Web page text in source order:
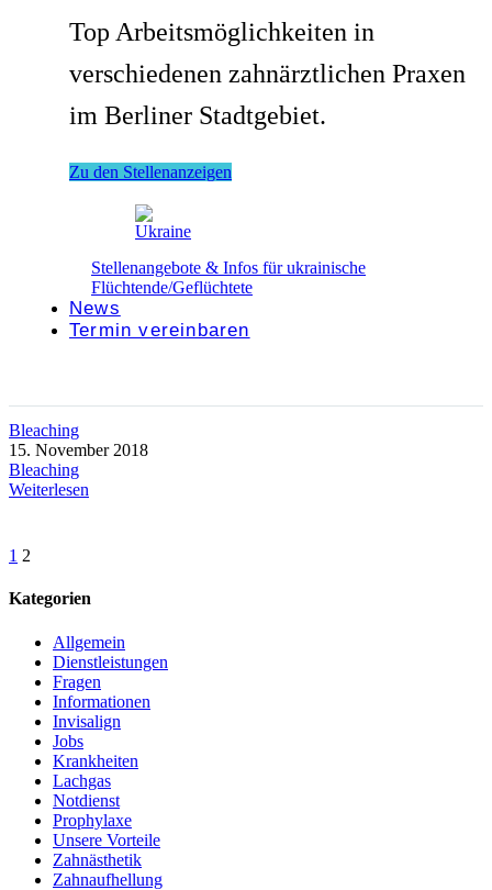
Top Arbeitsmöglichkeiten in
verschiedenen zahnärztlichen Praxen
im Berliner Stadtgebiet.
Zu den Stellenanzeigen
Stellenangebote & Infos für ukrainische
Flüchtende/Geflüchtete
News
Termin vereinbaren
Bleaching
15. November 2018
Bleaching
Weiterlesen
1 2
Kategorien
Allgemein
Dienstleistungen
Fragen
Informationen
Invisalign
Jobs
Krankheiten
Lachgas
Notdienst
Prophylaxe
Unsere Vorteile
Zahnästhetik
Zahnaufhellung